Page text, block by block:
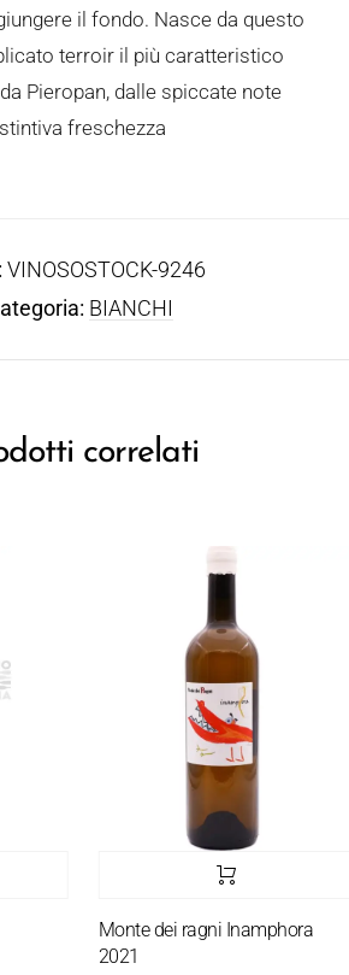
il fondo. Nasce da questo
terroir il più caratteristico
Pieropan, dalle spiccate note
freschezza
VINOSOSTOCK-9246
BIANCHI
correlati
Monte dei ragni Inamphora
2021